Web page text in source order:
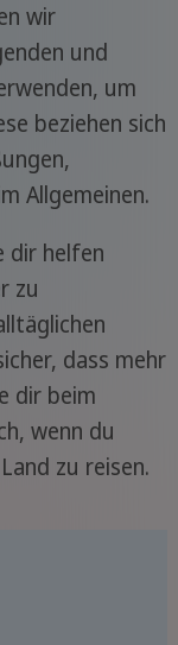
wir
und
um
beziehen sich
Allgemeinen.
dir helfen
zu
dass mehr
dir beim
wenn du
zu reisen.